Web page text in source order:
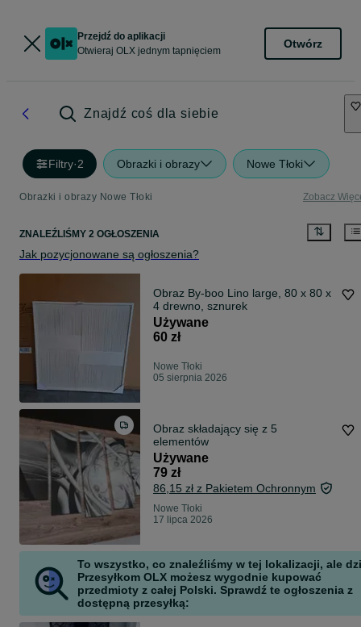
Przejdź do aplikacji
Otwieraj OLX jednym tapnięciem
Otwórz
Znajdź coś dla siebie
Filtry·2 Obrazki i obrazy Nowe Tłoki
Obrazki i obrazy Nowe Tłoki Zobacz
ZNALEŹLIŚMY 2 OGŁOSZENIA
Jak pozycjonowane są ogłoszenia?
Obraz By-boo Lino large, 80 x 80 x
4 drewno, sznurek
Używane
60 zł
Nowe Tłoki
05 sierpnia 2026
Obraz składający się z 5
elementów
Używane
79 zł
86,15 zł z Pakietem Ochronnym
Nowe Tłoki
17 lipca 2026
To wszystko, co znaleźliśmy w tej lokalizacji, ale
Przesyłkom OLX możesz wygodnie kupować
przedmioty z całej Polski. Sprawdź te ogłoszenia z
dostępną przesyłką: